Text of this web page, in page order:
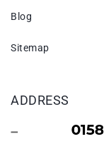
Blog
Sitemap
ADDRESS